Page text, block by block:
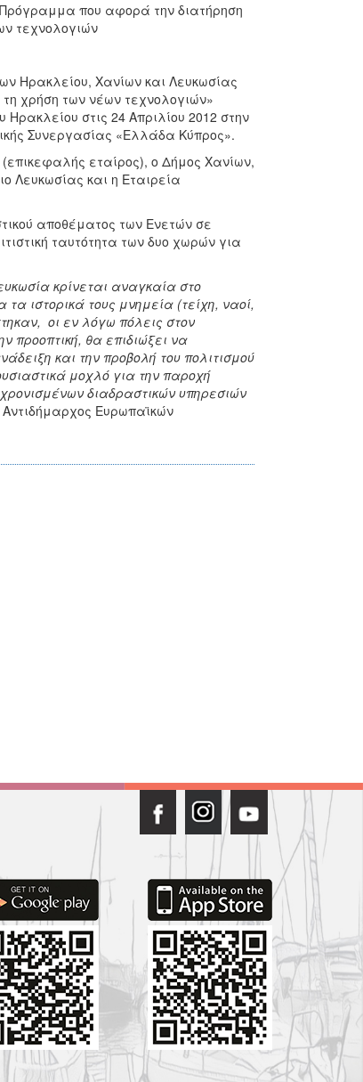
που αφορά την διατήρηση
τεχνολογιών
Ηρακλείου, Χανίων και Λευκωσίας
τη χρήση των νέων τεχνολογιών»
στις 24 Απριλίου 2012 στην
Συνεργασίας «Ελλάδα Κύπρος».
εταίρος), ο Δήμος Χανίων,
Λευκωσίας και η Εταιρεία
αποθέματος των Ενετών σε
ταυτότητα των δυο χωρών για
κρίνεται αναγκαία στο
ιστορικά τους μνημεία (τείχη, ναοί,
οι εν λόγω πόλεις στον
προοπτική, θα επιδιώξει να
και την προβολή του πολιτισμού
μοχλό για την παροχή
διαδραστικών υπηρεσιών
Ευρωπαϊκών